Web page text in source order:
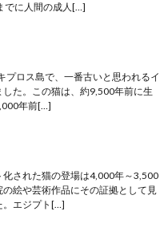
でに人間の成人[…]
プロス島で、一番古いと思われるイ
た。この猫は、約9,500年前に生
年前[…]
された猫の登場は4,000年～3,500
絵や芸術作品にその証拠として見
。エジプト[…]